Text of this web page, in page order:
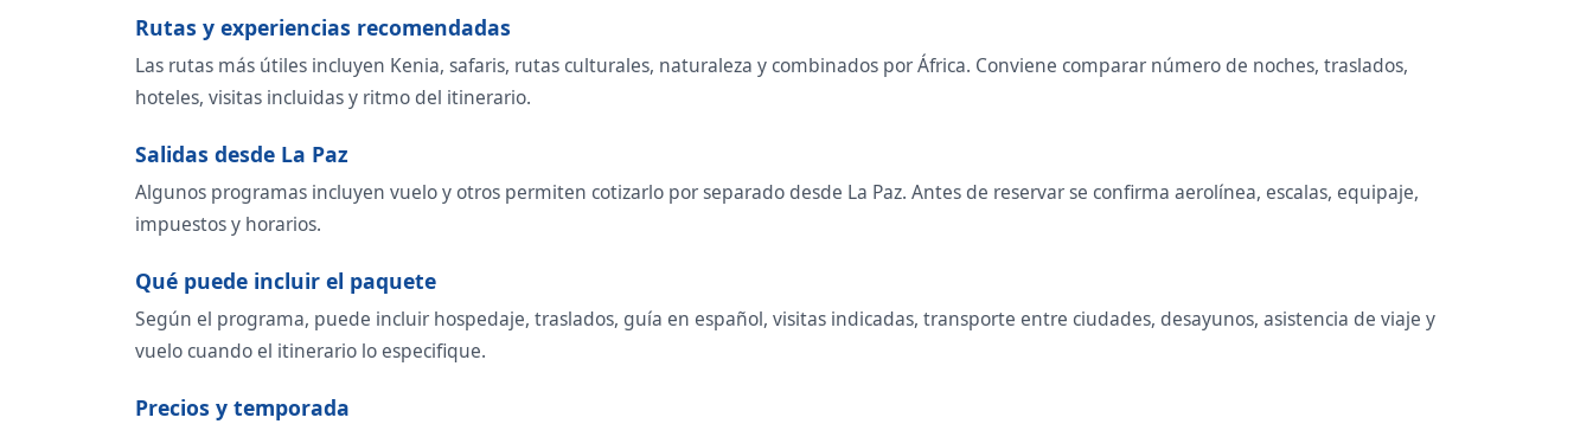
Rutas y experiencias recomendadas
Las rutas más útiles incluyen Kenia, safaris, rutas culturales, naturaleza y combinados por África. Conviene comparar número de noches, traslados,
hoteles, visitas incluidas y ritmo del itinerario.
Salidas desde La Paz
Algunos programas incluyen vuelo y otros permiten cotizarlo por separado desde La Paz. Antes de reservar se confirma aerolínea, escalas, equipaje,
impuestos y horarios.
Qué puede incluir el paquete
Según el programa, puede incluir hospedaje, traslados, guía en español, visitas indicadas, transporte entre ciudades, desayunos, asistencia de viaje y
vuelo cuando el itinerario lo especifique.
Precios y temporada